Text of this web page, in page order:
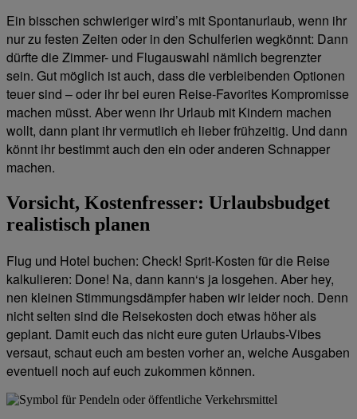
Ein bisschen schwieriger wird’s mit Spontanurlaub, wenn ihr
nur zu festen Zeiten oder in den Schulferien wegkönnt: Dann
dürfte die Zimmer- und Flugauswahl nämlich begrenzter
sein. Gut möglich ist auch, dass die verbleibenden Optionen
teuer sind – oder ihr bei euren Reise-Favorites Kompromisse
machen müsst. Aber wenn ihr Urlaub mit Kindern machen
wollt, dann plant ihr vermutlich eh lieber frühzeitig. Und dann
könnt ihr bestimmt auch den ein oder anderen Schnapper
machen.
Vorsicht, Kostenfresser: Urlaubsbudget
realistisch planen
Flug und Hotel buchen: Check! Sprit-Kosten für die Reise
kalkulieren: Done! Na, dann kann‘s ja losgehen. Aber hey,
nen kleinen Stimmungsdämpfer haben wir leider noch. Denn
nicht selten sind die Reisekosten doch etwas höher als
geplant. Damit euch das nicht eure guten Urlaubs-Vibes
versaut, schaut euch am besten vorher an, welche Ausgaben
eventuell noch auf euch zukommen können.